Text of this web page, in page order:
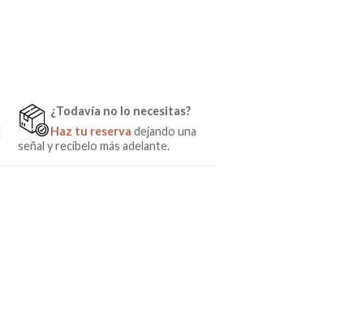
¿Todavía no lo necesitas?
Haz tu reserva dejando una
señal y recíbelo más adelante.